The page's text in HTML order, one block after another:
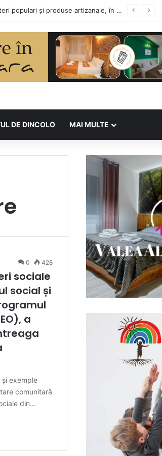
DE DINCOLO MAI MULTE
0 428
sociale
social și
a
exemple
comunitară
din…